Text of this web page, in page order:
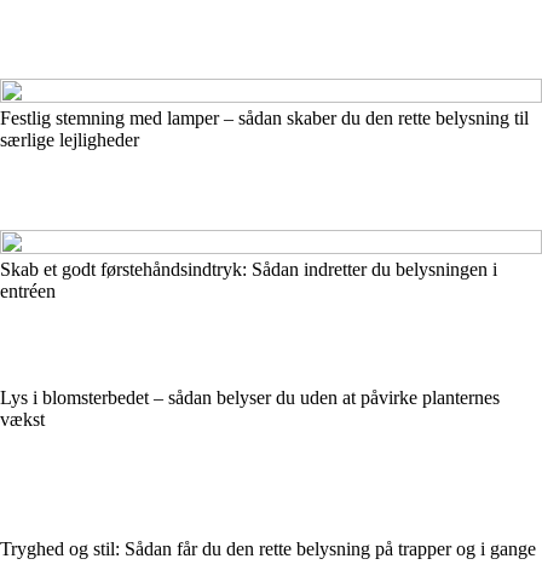
Festlig stemning med lamper – sådan skaber du den rette belysning til
særlige lejligheder
Skab et godt førstehåndsindtryk: Sådan indretter du belysningen i
entréen
Lys i blomsterbedet – sådan belyser du uden at påvirke planternes
vækst
Tryghed og stil: Sådan får du den rette belysning på trapper og i gange